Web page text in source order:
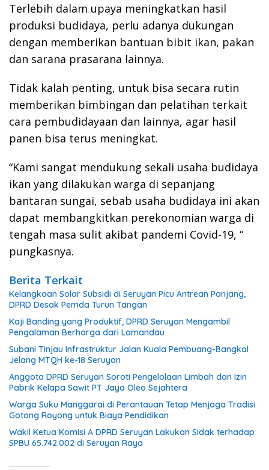
Terlebih dalam upaya meningkatkan hasil
produksi budidaya, perlu adanya dukungan
dengan memberikan bantuan bibit ikan, pakan
dan sarana prasarana lainnya.
Tidak kalah penting, untuk bisa secara rutin
memberikan bimbingan dan pelatihan terkait
cara pembudidayaan dan lainnya, agar hasil
panen bisa terus meningkat.
“Kami sangat mendukung sekali usaha budidaya
ikan yang dilakukan warga di sepanjang
bantaran sungai, sebab usaha budidaya ini akan
dapat membangkitkan perekonomian warga di
tengah masa sulit akibat pandemi Covid-19, “
pungkasnya.
Berita Terkait
Kelangkaan Solar Subsidi di Seruyan Picu Antrean Panjang,
DPRD Desak Pemda Turun Tangan
Kaji Banding yang Produktif, DPRD Seruyan Mengambil
Pengalaman Berharga dari Lamandau
Subani Tinjau Infrastruktur Jalan Kuala Pembuang-Bangkal
Jelang MTQH ke-18 Seruyan
Anggota DPRD Seruyan Soroti Pengelolaan Limbah dan Izin
Pabrik Kelapa Sawit PT Jaya Oleo Sejahtera
Warga Suku Manggarai di Perantauan Tetap Menjaga Tradisi
Gotong Royong untuk Biaya Pendidikan
Wakil Ketua Komisi A DPRD Seruyan Lakukan Sidak terhadap
SPBU 65.742.002 di Seruyan Raya